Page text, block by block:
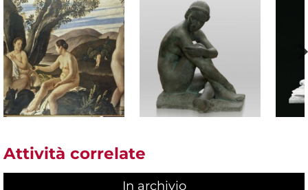
Attività correlate
In archivio